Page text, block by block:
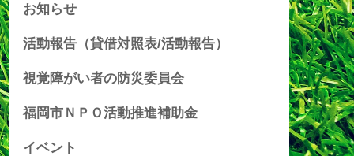
お知らせ
活動報告（貸借対照表/活動報告）
視覚障がい者の防災委員会
福岡市ＮＰＯ活動推進補助金
イベント